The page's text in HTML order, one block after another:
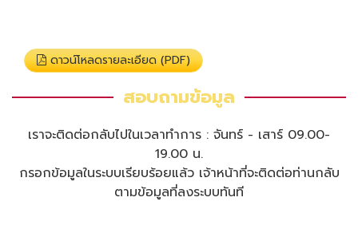
ดาวน์โหลดรายละเอียด (PDF)
สอบถามข้อมูล
เราจะติดต่อกลับไปในเวลาทำการ : จันทร์ - เสาร์ 09.00-
19.00 น.
กรอกข้อมูลในระบบเรียบร้อยแล้ว เจ้าหน้าที่จะติดต่อท่านกลับ
ตามข้อมูลที่ลงระบบทันที